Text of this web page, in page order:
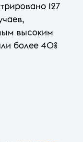
127
высоким
более 40%